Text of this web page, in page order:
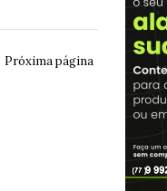
Próxima página